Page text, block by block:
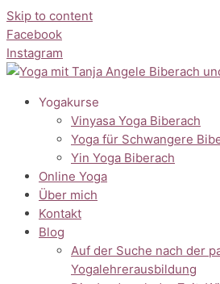
Skip to content
Facebook
Instagram
Yogakurse
Vinyasa Yoga Biberach
Yoga für Schwangere
Yin Yoga Biberach
Online Yoga
Über mich
Kontakt
Blog
Auf der Suche nach der
Yogalehrerausbildung